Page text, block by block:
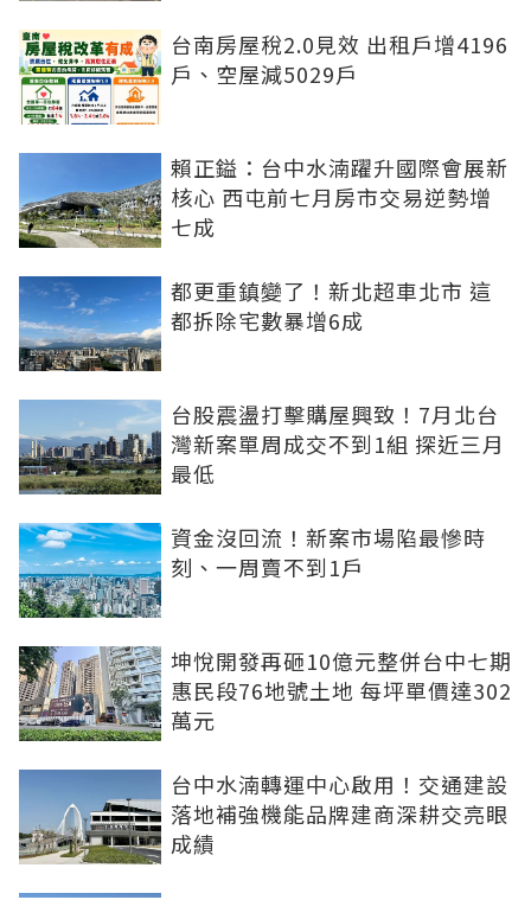
台南房屋稅2.0見效 出租戶增4196
戶、空屋減5029戶
賴正鎰：台中水湳躍升國際會展新
核心 西屯前七月房市交易逆勢增
七成
都更重鎮變了！新北超車北市 這
都拆除宅數暴增6成
台股震盪打擊購屋興致！7月北台
灣新案單周成交不到1組 探近三月
最低
資金沒回流！新案市場陷最慘時
刻、一周賣不到1戶
坤悅開發再砸10億元整併台中七期
惠民段76地號土地 每坪單價達302
萬元
台中水湳轉運中心啟用！交通建設
落地補強機能品牌建商深耕交亮眼
成績